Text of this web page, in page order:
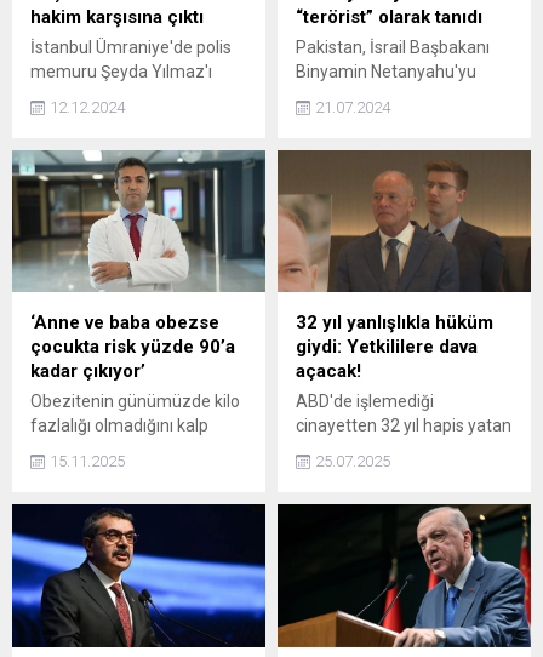
hakim karşısına çıktı
İstanbul Ümraniye'de polis
memuru Şeyda Yılmaz'ı
yaşındaki Yunus Emre Geçti
karşısına çıktı. Avukatı istifa
ettiği için savunma
yapamayan sanık,
mahkemede ifade veren
annesi Pınar Geçti'ye
bağırdı.
12.12.2024
“terörist” olarak tanıdı
Pakistan, İsrail Başbakanı
Binyamin Netanyahu'yu
kararı aldı. İslamabad
saldırılarını finansal olarak
destekleyen şirketleri tespit
edilmesi ve bu şirketlerin
ürünlerinin yasaklanması
için komite kurulduğunu
açıkladı.
21.07.2024
‘Anne ve baba obezse
çocukta risk yüzde 90’a
kadar çıkıyor’
Obezitenin günümüzde kilo
fazlalığı olmadığını kalp
birçok birçok ciddi sağlık
küresel bir pandemi haline
geldiğini söyleyen Genel
Cerrahi Uzmanı Op. Dr.
Mehmet Mehdi Deniz,
“Çevresel etkenler ve yaşam
tarzı en az genetik kadar
15.11.2025
32 yıl yanlışlıkla hüküm
giydi: Yetkililere dava
açacak!
ABD'de işlemediği
cinayetten 32 yıl hapis yatan
kendi ailemi kurma ve
birlikte olma olanağımı
elimden aldı" dedi.
25.07.2025